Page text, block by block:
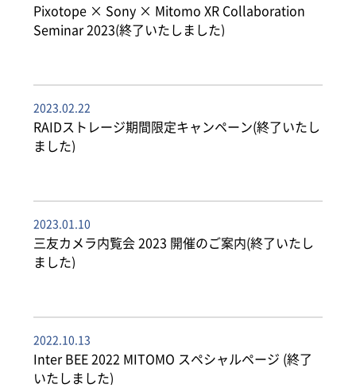
Pixotope × Sony × Mitomo XR Collaboration
Seminar 2023(終了いたしました)
2023.02.22
RAIDストレージ期間限定キャンペーン(終了いたし
ました)
2023.01.10
三友カメラ内覧会 2023 開催のご案内(終了いたし
ました)
2022.10.13
Inter BEE 2022 MITOMO スペシャルページ (終了
いたしました)